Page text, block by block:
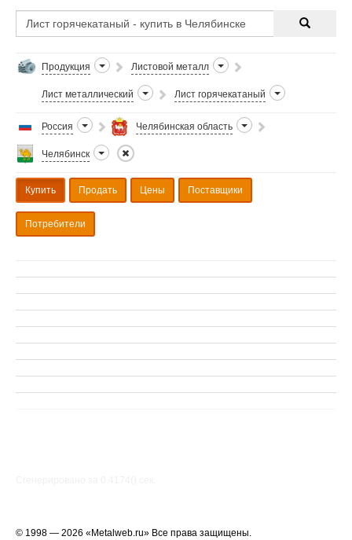
Продукция Листовой металл
Лист металлический Лист горячекатаный
Россия Челябинская область
Челябинск
Купить Продать Цены Поставщики
Потребители
© 1998 — 2026 «Metalweb.ru» Все права защищены.